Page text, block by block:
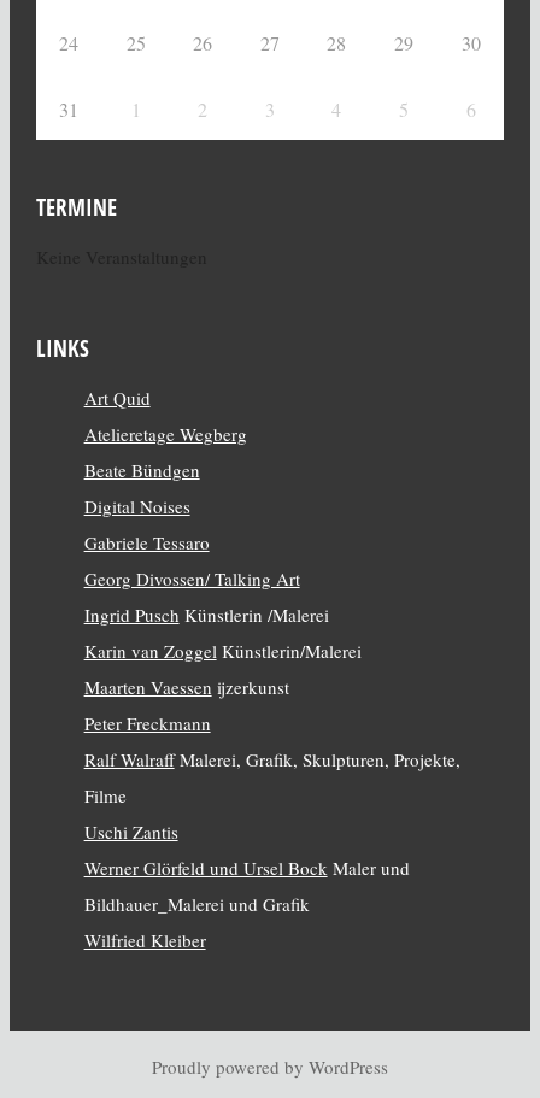
24 25 26 27 28 29 30
31 1 2 3 4 5 6
TERMINE
LINKS
Art Quid
Atelieretage Wegberg
Beate Bündgen
Digital Noises
Gabriele Tessaro
Georg Divossen/ Talking Art
Ingrid Pusch Künstlerin /Malerei
Karin van Zoggel Künstlerin/Malerei
Maarten Vaessen ijzerkunst
Peter Freckmann
Ralf WalraffMalerei, Grafik, Skulpturen, Projekte,
Filme
Uschi Zantis
Werner Glörfeld und Ursel Bock Maler und
Bildhauer_Malerei und Grafik
Wilfried Kleiber
Proudly powered by WordPress